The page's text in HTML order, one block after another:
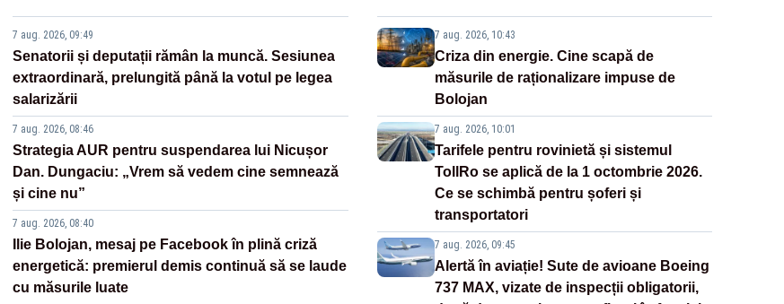
7 aug. 2026, 09:49
Senatorii și deputații rămân la muncă. Sesiunea
extraordinară, prelungită până la votul pe legea
salarizării
7 aug. 2026, 08:46
Strategia AUR pentru suspendarea lui Nicușor
Dan. Dungaciu: „Vrem să vedem cine semnează
și cine nu”
7 aug. 2026, 08:40
Ilie Bolojan, mesaj pe Facebook în plină criză
energetică: premierul demis continuă să se laude
cu măsurile luate
7 aug. 2026, 10:43
Criza din energie. Cine scapă de
măsurile de raționalizare impuse de
Bolojan
7 aug. 2026, 10:01
Tarifele pentru rovinietă și sistemul
TollRo se aplică de la 1 octombrie 2026.
Ce se schimbă pentru șoferi și
transportatori
7 aug. 2026, 09:45
Alertă în aviație! Sute de avioane Boeing
737 MAX, vizate de inspecții obligatorii,